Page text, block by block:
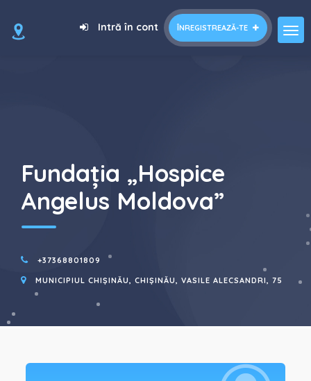
ÎNREGISTREAZĂ-TE
Intră în cont
Fundația „Hospice
Angelus Moldova”
+37368801809
MUNICIPIUL CHIȘINĂU, CHIȘINĂU, VASILE ALECSANDRI, 75